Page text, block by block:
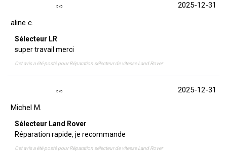
5/5
2025-12-31
aline c.
Sélecteur LR
super travail merci
Cet avis a été posté pourRéparation sélecteur de vitesse Land Rover
5/5
2025-12-31
Michel M.
Sélecteur Land Rover
Réparation rapide, je recommande
Cet avis a été posté pourRéparation sélecteur de vitesse Land Rover